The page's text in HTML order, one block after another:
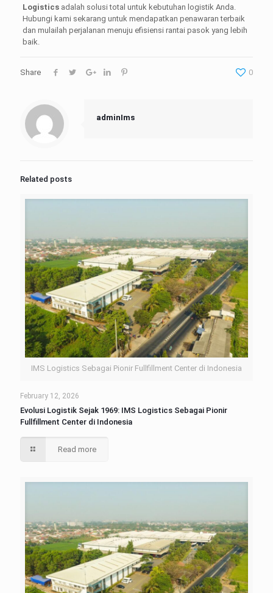
Logisticsadalah solusi total untuk kebutuhan logistik Anda.
Hubungi kami sekarang untuk mendapatkan penawaran terbaik
dan mulailah perjalanan menuju efisiensi rantai pasok yang lebih
baik.
Share 0
adminIms
Related posts
IMS Logistics Sebagai Pionir Fullfillment Center di Indonesia
February 12, 2026
Evolusi Logistik Sejak 1969: IMS Logistics Sebagai Pionir
Fullfillment Center di Indonesia
Read more